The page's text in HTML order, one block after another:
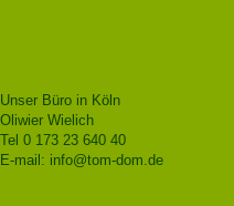
Unser Büro in Köln
Oliwier Wielich
Tel 0 173 23 640 40
E-mail: info@tom-dom.de